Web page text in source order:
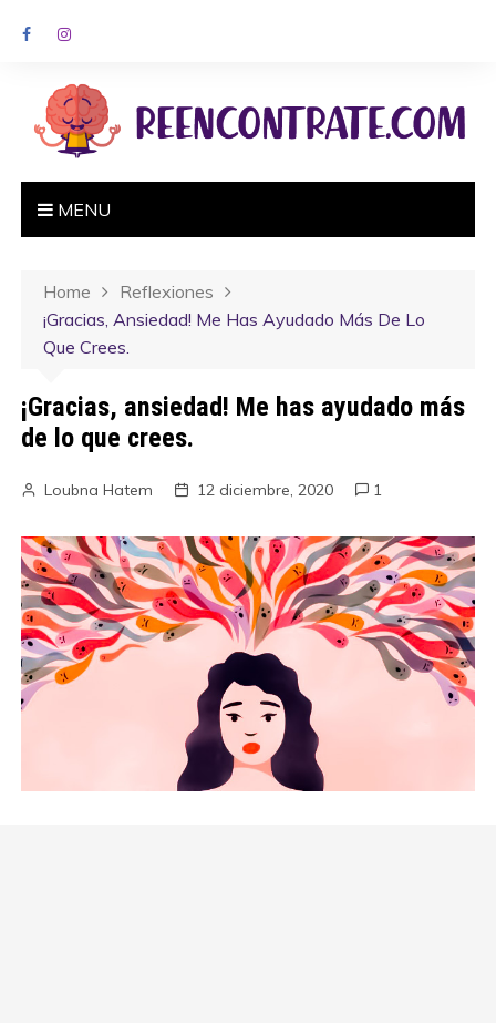
MENU
Home
Reflexiones
¡Gracias, Ansiedad! Me Has Ayudado Más De Lo
Que Crees.
¡Gracias, ansiedad! Me has ayudado más
de lo que crees.
Loubna Hatem 12 diciembre, 2020 1